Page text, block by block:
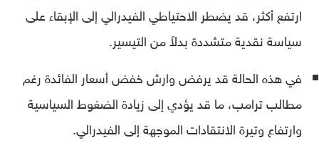
ارتفع أكثر، قد يضطر الاحتياطي الفيدرالي إلى الإبقاء على
سياسة نقدية متشددة بدلاً من التيسير.
في هذه الحالة قد يرفض وارش خفض أسعار الفائدة رغم
مطالب ترامب، ما قد يؤدي إلى زيادة الضغوط السياسية
وارتفاع وتيرة الانتقادات الموجهة إلى الفيدرالي.